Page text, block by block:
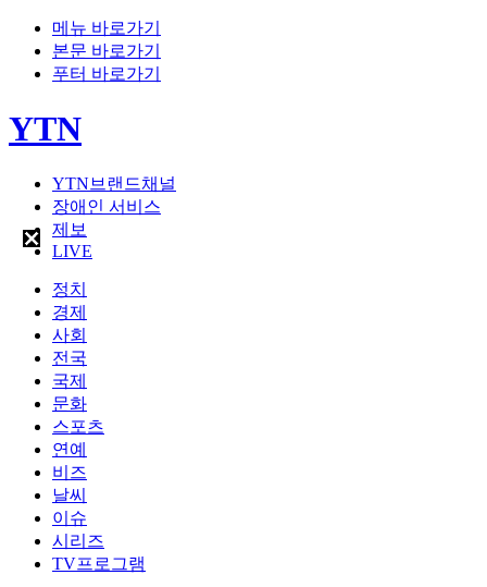
메뉴 바로가기
본문 바로가기
푸터 바로가기
YTN
YTN브랜드채널
장애인 서비스
제보
LIVE
정치
경제
사회
전국
국제
문화
스포츠
연예
비즈
날씨
이슈
시리즈
TV프로그램